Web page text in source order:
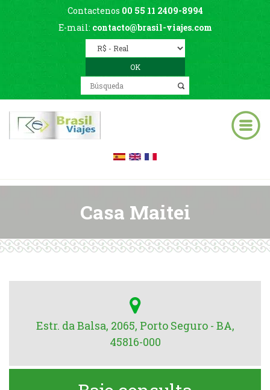
Contactenos 00 55 11 2409-8994
E-mail: contacto@brasil-viajes.com
Casa Maitei
Estr. da Balsa, 2065, Porto Seguro - BA,
45816-000